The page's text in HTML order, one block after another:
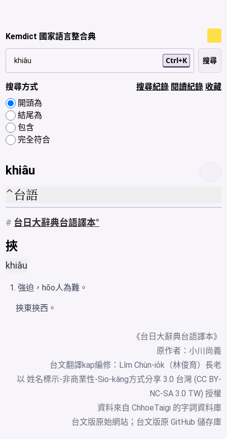
Kemdict 國家語言整合典
Ctrl+K
搜尋方式
開頭為
結尾為
包含
完全符合
搜尋紀錄 閱讀紀錄 收藏
khiâu
台語
# 台日大辭典台語譯本
挾
khiâu
強迫，hōo人為難。
挾東挾西。
《台日大辭典台語譯本》
原作者：小川尚義
台文翻譯kap編修：Lîm Chùn-io̍k（林俊育）長老
以 姓名標示-非商業性-Sio-kâng方式分享 3.0 台灣 (CC BY-
NC-SA 3.0 TW) 授權
資料來自 ChhoeTaigi 的字詞資料庫
台文版原始網站； 台文版原 GitHub 儲存庫